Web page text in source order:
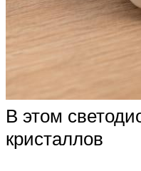
В этом
кристаллов